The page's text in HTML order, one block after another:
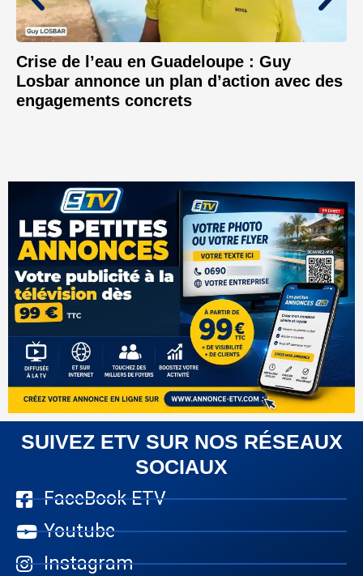
Crise de l’eau en Guadeloupe : Guy
Losbar annonce un plan d’action avec des
engagements concrets
SUIVEZ ETV SUR NOS RÉSEAUX
SOCIAUX
FaceBook ETV
Youtube
Instagram